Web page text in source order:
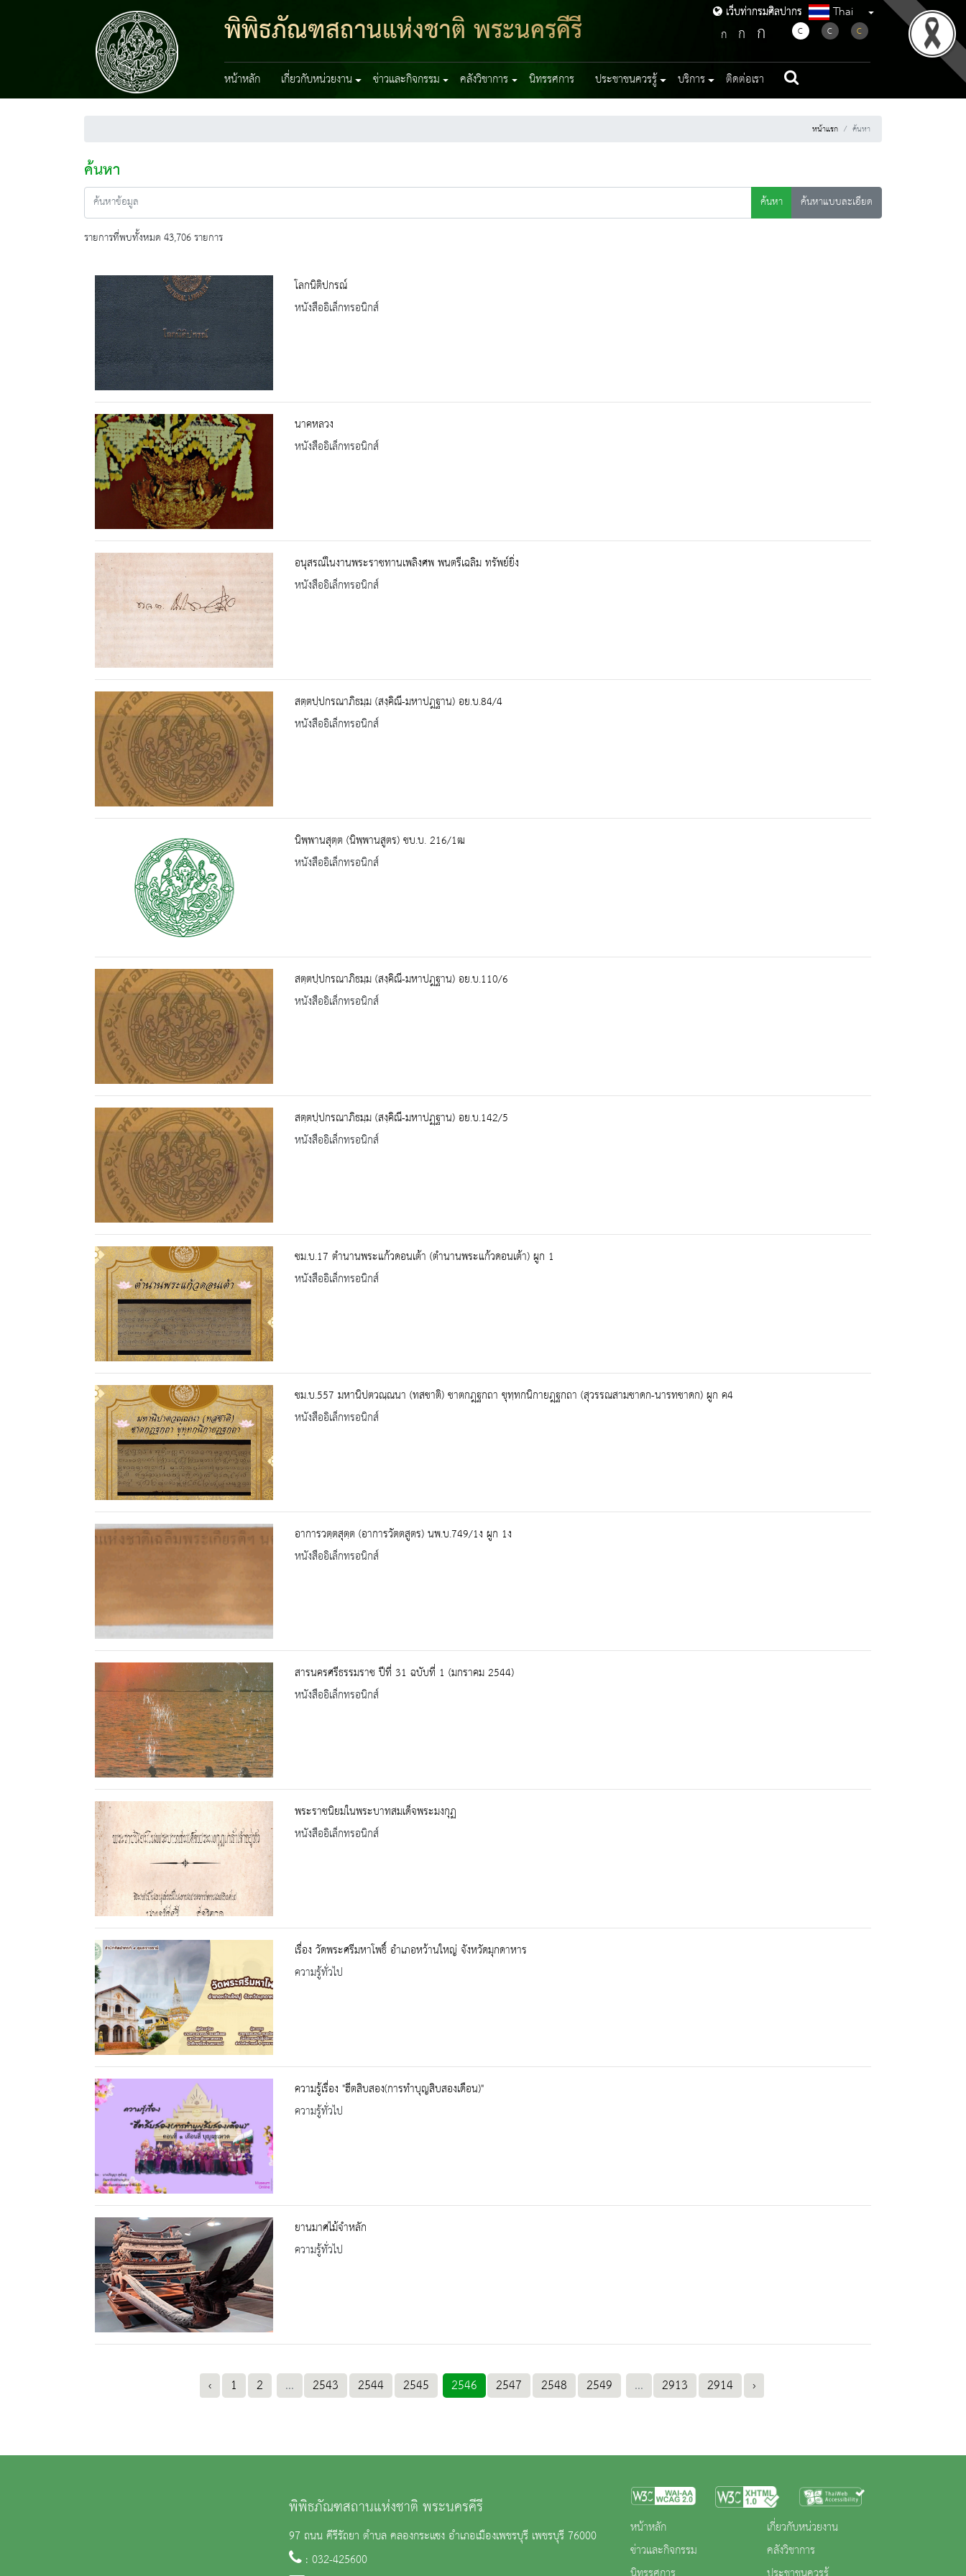
เว็บท่ากรมศิลปากร
พิพิธภัณฑสถานแห่งชาติ พระนครคีรี เว็บท่ากรมศิลปากร Thai
ก ก ก C C C
หน้าหลัก เกี่ยวกับหน่วยงาน ข่าวและกิจกรรม คลังวิชาการ นิทรรศการ ประชาชนควรรู้ บริการ ติดต่อเรา
หน้าแรก ค้นหา
ค้นหา
ค้นหา
ค้นหาแบบละเอียด
รายการที่พบทั้งหมด 43,706 รายการ
โลกนิติปกรณ์
หนังสืออิเล็กทรอนิกส์
นาคหลวง
หนังสืออิเล็กทรอนิกส์
อนุสรณ์ในงานพระราชทานเพลิงศพ พนตรีเฉลิม ทรัพย์ยิ่ง
หนังสืออิเล็กทรอนิกส์
สตฺตปฺปกรณาภิธมฺม (สงฺคิณี-มหาปฎฐาน) อย.บ.84/4
หนังสืออิเล็กทรอนิกส์
นิพฺพานสุตฺต (นิพฺพานสูตร) ชบ.บ. 216/1ฒ
หนังสืออิเล็กทรอนิกส์
สตฺตปฺปกรณาภิธมฺม (สงฺคิณี-มหาปฎฐาน) อย.บ.110/6
หนังสืออิเล็กทรอนิกส์
สตฺตปฺปกรณาภิธมฺม (สงฺคิณี-มหาปฏฺฐาน) อย.บ.142/5
หนังสืออิเล็กทรอนิกส์
ชม.บ.17 ตำนานพระแก้วดอนเต้า (ตำนานพระแก้วดอนเต้า) ผูก 1
หนังสืออิเล็กทรอนิกส์
ชม.บ.557 มหานิปตวณฺณนา (ทสชาติ) ชาตกฎฺฐกถา ขุทฺทกนิกายฎฺฐกถา (สุวรรณสามชาดก-นารทชาดก) ผูก ค4
หนังสืออิเล็กทรอนิกส์
อาการวตฺตสุตฺต (อาการวัตตสูตร) นพ.บ.749/1ง ผูก 1ง
หนังสืออิเล็กทรอนิกส์
สารนครศรีธรรมราช ปีที่ 31 ฉบับที่ 1 (มกราคม 2544)
หนังสืออิเล็กทรอนิกส์
พระราชนิยมในพระบาทสมเด็จพระมงกุฏ
หนังสืออิเล็กทรอนิกส์
เรื่อง วัดพระศรีมหาโพธิ์ อำเภอหว้านใหญ่ จังหวัดมุกดาหาร
ความรู้ทั่วไป
ความรู้เรื่อง "ฮีตสิบสอง(การทำบุญสิบสองเดือน)"
ความรู้ทั่วไป
ยานมาศไม้จำหลัก
ความรู้ทั่วไป
‹ 1 2 ... 2543 2544 2545 2546 2547 2548 2549 ... 2913 2914 ›
พิพิธภัณฑสถานแห่งชาติ พระนครคีรี
97 ถนน คีรีรัถยา ตำบล คลองกระแซง อำเภอเมืองเพชรบุรี เพชรบุรี 76000
: 032-425600
หน้าหลัก
ข่าวและกิจกรรม
เกี่ยวกับหน่วยงาน
คลังวิชาการ